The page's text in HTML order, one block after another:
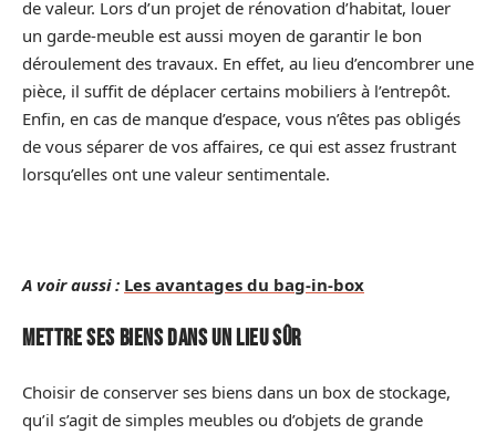
de valeur. Lors d’un projet de rénovation d’habitat, louer
un garde-meuble est aussi moyen de garantir le bon
déroulement des travaux. En effet, au lieu d’encombrer une
pièce, il suffit de déplacer certains mobiliers à l’entrepôt.
Enfin, en cas de manque d’espace, vous n’êtes pas obligés
de vous séparer de vos affaires, ce qui est assez frustrant
lorsqu’elles ont une valeur sentimentale.
A voir aussi : Les avantages du bag-in-box
Mettre ses biens dans un lieu sûr
Choisir de conserver ses biens dans un box de stockage,
qu’il s’agit de simples meubles ou d’objets de grande